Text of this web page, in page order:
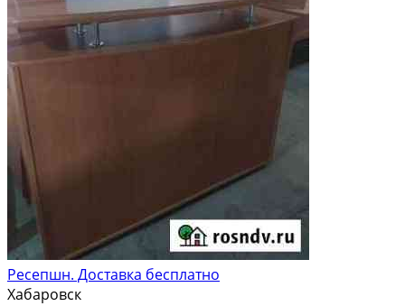
Ресепшн. Доставка бесплатно
Хабаровск